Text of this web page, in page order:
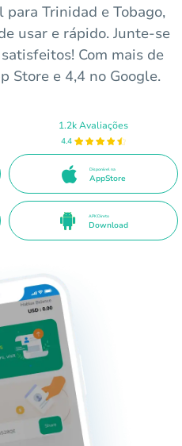
Trinidad e Tobago,
usar e rápido. Junte-se
Com mais de
Store e 4,4 no Google.
1.2k Avaliações
4.4
Disponível na
AppStore
APK Direto
Download